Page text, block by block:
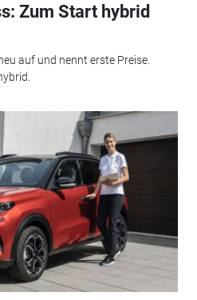
Zum Start hybrid
auf und nennt erste Preise.